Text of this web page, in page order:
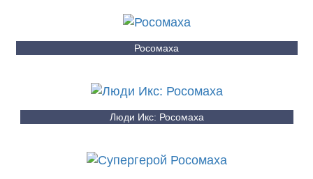
Росомаха
Люди Икс: Росомаха